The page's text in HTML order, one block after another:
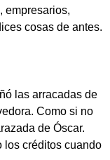
empresarios,
cosas de antes.
las arracadas de
Como si no
de Óscar.
los créditos cuando